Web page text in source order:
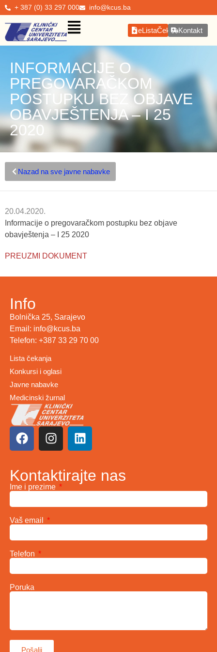
+ 387 (0) 33 297 000 info@kcus.ba
eListaČekanjaKontakt
INFORMACIJE O
PREGOVARAČKOM
POSTUPKU BEZ OBJAVE
OBAVJEŠTENJA – I 25
2020
Nazad na sve javne nabavke
20.04.2020.
Informacije o pregovaračkom postupku bez objave
obavještenja – I 25 2020
PREUZMI DOKUMENT
Info
Bolnička 25, Sarajevo
Email: info@kcus.ba
Telefon: +387 33 29 70 00
Lista čekanja
Konkursi i oglasi
Javne nabavke
Medicinski žurnal
Kontaktirajte nas
Ime i prezime
Vaš email
Telefon
Poruka
Pošalji